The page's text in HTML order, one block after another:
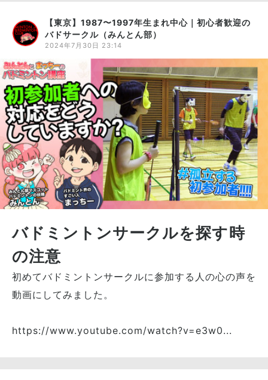
【東京】1987〜1997年生まれ中心｜初心者歓迎の
バドサークル（みんとん部）
2024年7月30日 23:14
バドミントンサークルを探す時
の注意
初めてバドミントンサークルに参加する人の心の声を
動画にしてみました。
https://www.youtube.com/watch?v=e3w0...